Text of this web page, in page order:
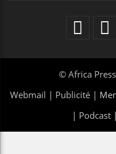
© Africa
Webmail | Publicité |
| Podcast|